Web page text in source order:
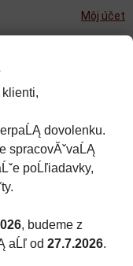
Môj účet
(0)
dovolenku.
spracovĂˇvaĹĄ
poĹľiadavky,
, budeme z
aĹľ od 27.7.2026.